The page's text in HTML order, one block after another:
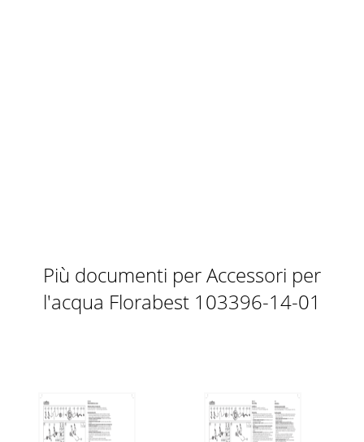
Più documenti per Accessori per
l'acqua Florabest 103396-14-01